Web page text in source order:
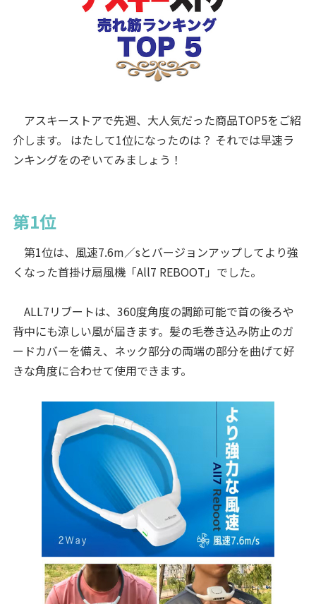
アスキーストアで先週、大人気だった商品TOP5をご紹
介します。 はたして1位になったのは？ それでは早速ラ
ンキングをのぞいてみましょう！
第1位
第1位は、風速7.6m／sとバージョンアップしてより強
くなった首掛け扇風機「All7 REBOOT」でした。
ALL7リブートは、360度角度の調節可能で首の後ろや
背中にも涼しい風が届きます。髪の毛巻き込み防止のガ
ードカバーを備え、ネック部分の両端の部分を曲げて好
きな角度に合わせて使用できます。